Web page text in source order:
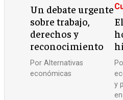
Un debate urgente
sobre trabajo,
derechos y
reconocimiento
PorAlternativas
económicas
y